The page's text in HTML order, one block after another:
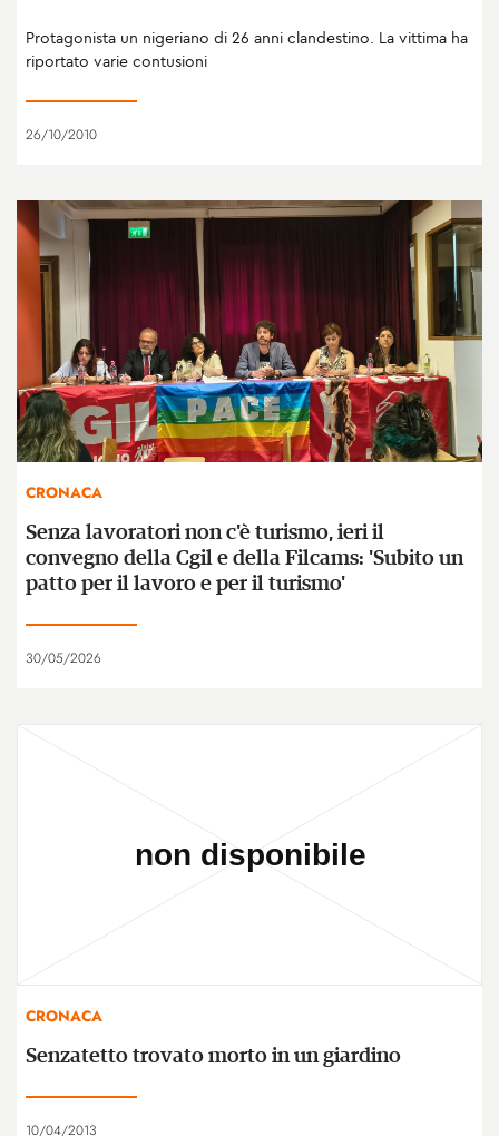
Protagonista un nigeriano di 26 anni clandestino. La vittima ha
riportato varie contusioni
26/10/2010
CRONACA
Senza lavoratori non c'è turismo, ieri il
convegno della Cgil e della Filcams: 'Subito un
patto per il lavoro e per il turismo'
30/05/2026
CRONACA
Senzatetto trovato morto in un giardino
10/04/2013